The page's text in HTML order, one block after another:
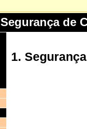
Segurança de
1.